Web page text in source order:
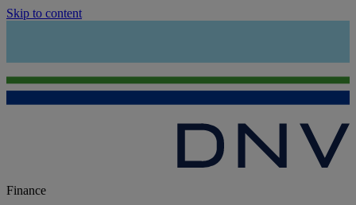
Skip to content
Finance